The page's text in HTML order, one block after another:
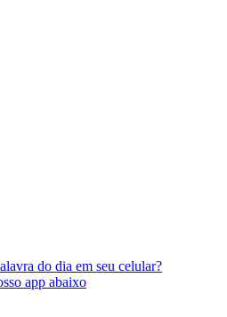
do dia em seu celular?
app abaixo